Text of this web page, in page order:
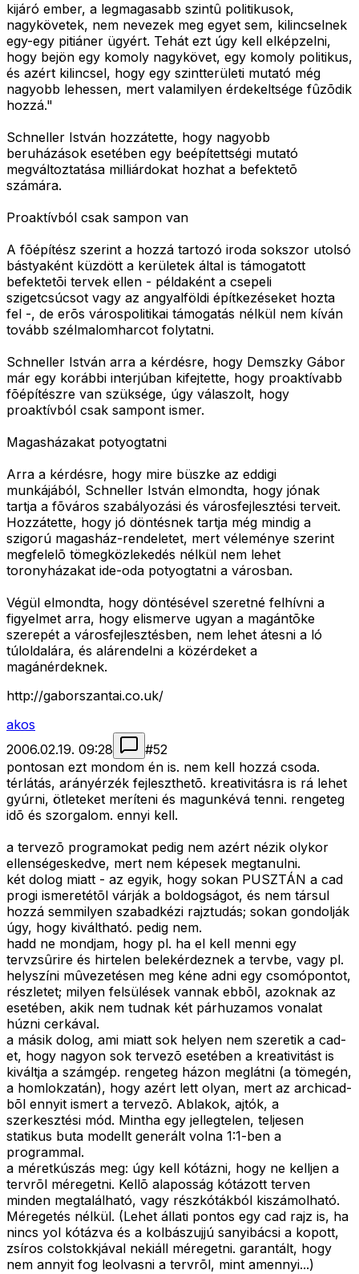
kijáró ember, a legmagasabb szintû politikusok,
nagykövetek, nem nevezek meg egyet sem, kilincselnek
egy-egy pitiáner ügyért. Tehát ezt úgy kell elképzelni,
hogy bejön egy komoly nagykövet, egy komoly politikus,
és azért kilincsel, hogy egy szintterületi mutató még
nagyobb lehessen, mert valamilyen érdekeltsége fûzõdik
hozzá."
Schneller István hozzátette, hogy nagyobb
beruházások esetében egy beépítettségi mutató
megváltoztatása milliárdokat hozhat a befektetõ
számára.
Proaktívból csak sampon van
A fõépítész szerint a hozzá tartozó iroda sokszor utolsó
bástyaként küzdött a kerületek által is támogatott
befektetõi tervek ellen - példaként a csepeli
szigetcsúcsot vagy az angyalföldi építkezéseket hozta
fel -, de erõs várospolitikai támogatás nélkül nem kíván
tovább szélmalomharcot folytatni.
Schneller István arra a kérdésre, hogy Demszky Gábor
már egy korábbi interjúban kifejtette, hogy proaktívabb
fõépítészre van szüksége, úgy válaszolt, hogy
proaktívból csak sampont ismer.
Magasházakat potyogtatni
Arra a kérdésre, hogy mire büszke az eddigi
munkájából, Schneller István elmondta, hogy jónak
tartja a fõváros szabályozási és városfejlesztési terveit.
Hozzátette, hogy jó döntésnek tartja még mindig a
szigorú magasház-rendeletet, mert véleménye szerint
megfelelõ tömegközlekedés nélkül nem lehet
toronyházakat ide-oda potyogtatni a városban.
Végül elmondta, hogy döntésével szeretné felhívni a
figyelmet arra, hogy elismerve ugyan a magántõke
szerepét a városfejlesztésben, nem lehet átesni a ló
túloldalára, és alárendelni a közérdeket a
magánérdeknek.
http://gaborszantai.co.uk/
akos
2006.02.19. 09:28
#52
pontosan ezt mondom én is. nem kell hozzá csoda.
térlátás, arányérzék fejleszthetõ. kreativitásra is rá lehet
gyúrni, ötleteket meríteni és magunkévá tenni. rengeteg
idõ és szorgalom. ennyi kell.
a tervezõ programokat pedig nem azért nézik olykor
ellenségeskedve, mert nem képesek megtanulni.
két dolog miatt - az egyik, hogy sokan PUSZTÁN a cad
progi ismeretétõl várják a boldogságot, és nem társul
hozzá semmilyen szabadkézi rajztudás; sokan gondolják
úgy, hogy kiváltható. pedig nem.
hadd ne mondjam, hogy pl. ha el kell menni egy
tervzsûrire és hirtelen belekérdeznek a tervbe, vagy pl.
helyszíni mûvezetésen meg kéne adni egy csomópontot,
részletet; milyen felsülések vannak ebbõl, azoknak az
esetében, akik nem tudnak két párhuzamos vonalat
húzni cerkával.
a másik dolog, ami miatt sok helyen nem szeretik a cad-
et, hogy nagyon sok tervezõ esetében a kreativitást is
kiváltja a számgép. rengeteg házon meglátni (a tömegén,
a homlokzatán), hogy azért lett olyan, mert az archicad-
bõl ennyit ismert a tervezõ. Ablakok, ajtók, a
szerkesztési mód. Mintha egy jellegtelen, teljesen
statikus buta modellt generált volna 1:1-ben a
programmal.
a méretkúszás meg: úgy kell kótázni, hogy ne kelljen a
tervrõl méregetni. Kellõ alaposság kótázott terven
minden megtalálható, vagy részkótákból kiszámolható.
Méregetés nélkül. (Lehet állati pontos egy cad rajz is, ha
nincs yol kótázva és a kolbászujjú sanyibácsi a kopott,
zsíros colstokkjával nekiáll méregetni. garantált, hogy
nem annyit fog leolvasni a tervrõl, mint amennyi...)